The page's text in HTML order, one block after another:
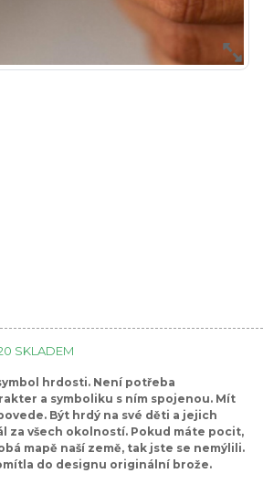
SKLADEM
hrdosti. Není potřeba
a symboliku s ním spojenou. Mít
Být hrdý na své děti a jejich
za všech okolností. Pokud máte pocit,
mapě naší země, tak jste se nemýlili.
do designu originální brože.